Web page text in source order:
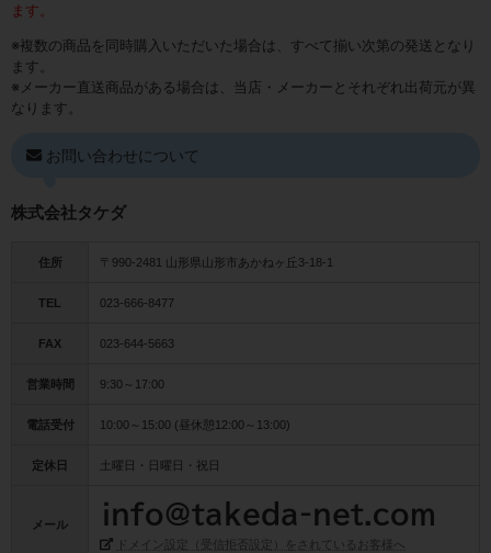
ます。
※複数の商品を同時購入いただいた場合は、すべて揃い次第の発送となり
ます。
※メーカー直送商品がある場合は、当店・メーカーとそれぞれ出荷元が異
なります。
お問い合わせについて
株式会社タケダ
住所 〒990-2481 山形県山形市あかねヶ丘3-18-1
TEL 023-666-8477
FAX 023-644-5663
営業時間 9:30～17:00
電話受付 10:00～15:00 (昼休憩12:00～13:00)
定休日 土曜日・日曜日・祝日
メール
ドメイン設定（受信拒否設定）をされているお客様へ